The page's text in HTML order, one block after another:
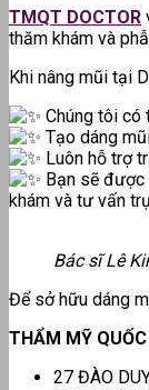
TMQT DOCTOR
thăm khám và
Khi nâng mũi tại
Chúng tôi có
Tạo dáng
Luôn hỗ trợ
Bạn sẽ được
khám và tư vấn
Bác sĩ Lê
Để sở hữu dáng
THẨM MỸ
27 ĐÀO